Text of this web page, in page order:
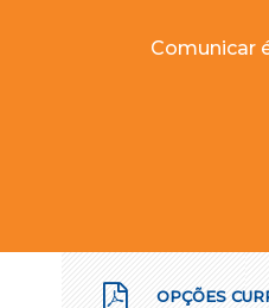
Comunicar
OPÇÕES